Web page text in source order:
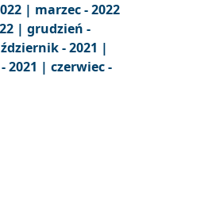
| marzec - 2022
| grudzień -
- 2021 |
2021 | czerwiec -